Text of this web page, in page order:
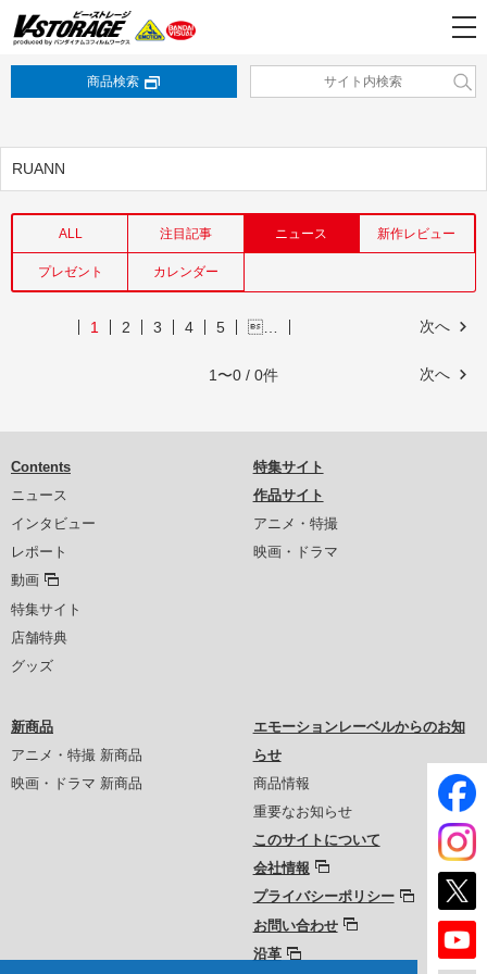
商品検索
RUANN
ALL 注目記事 ニュース 新作レビュー
プレゼント カレンダー
次へ
1 2 3 4 5 …
次へ
1〜0 / 0件
Contents
ニュース
インタビュー
レポート
動画
特集サイト
店舗特典
グッズ
特集サイト
作品サイト
アニメ・特撮
映画・ドラマ
新商品
アニメ・特撮 新商品
映画・ドラマ 新商品
エモーションレーベルからのお知
らせ
商品情報
重要なお知らせ
このサイトについて
会社情報
プライバシーポリシー
お問い合わせ
沿革